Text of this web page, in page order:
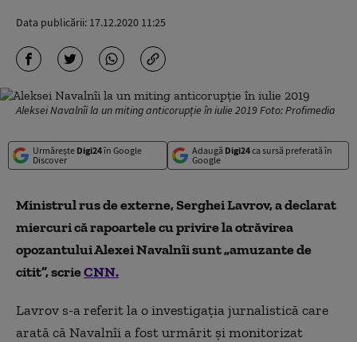
Data publicării: 17.12.2020 11:25
Aleksei Navalnîi la un miting anticorupție în iulie 2019 Foto: Profimedia
Urmărește Digi24în Google
Discover
Adaugă Digi24ca sursă preferată în
Google
Ministrul rus de externe, Serghei Lavrov, a declarat
miercuri că rapoartele cu privire la otrăvirea
opozantului Alexei Navalnîi sunt „amuzante de
citit”, scrieCNN.
Lavrov s-a referit la o investigația jurnalistică care
arată că Navalnîi a fost urmărit şi monitorizat